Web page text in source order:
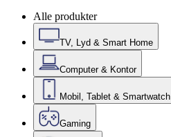
Alle produkter
TV, Lyd & Smart Home
Computer & Kontor
Mobil, Tablet & Smartwatch
Gaming